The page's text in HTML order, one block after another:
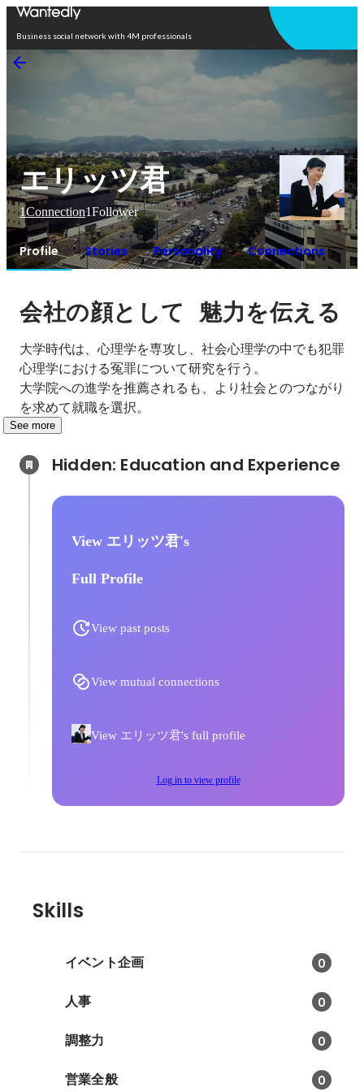
Business social network with 4M professionals
エリッツ君
1Connection1Follower
Profile Stories Personality Connections
会社の顔として 魅力を伝える
大学時代は、心理学を専攻し、社会心理学の中でも犯罪
心理学における冤罪について研究を行う。
大学院への進学を推薦されるも、より社会とのつながり
を求めて就職を選択。
See more
View エリッツ君's
Full Profile
View past posts
View mutual connections
View エリッツ君's full profile
Log in to view profile
Skills
イベント企画 0
人事 0
調整力 0
営業全般 0